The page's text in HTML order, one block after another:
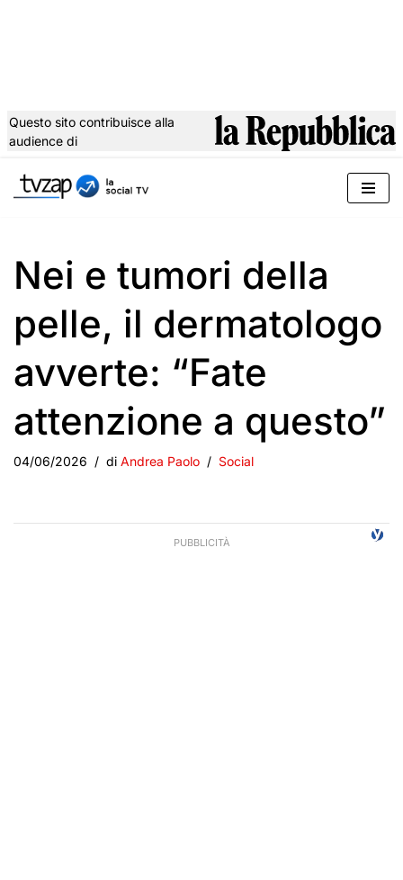
al
Questo sito contribuisce alla
audience di
Nei e tumori della
pelle, il dermatologo
avverte: “Fate
attenzione a questo”
04/06/2026 di Andrea Paolo Social